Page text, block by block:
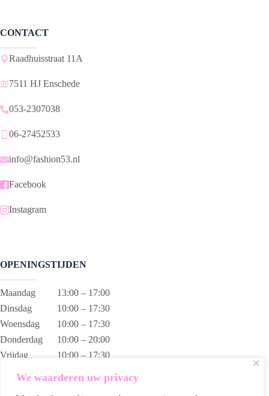
We waarderen uw privacy
CONTACT
Raadhuisstraat 11A
7511 HJ Enschede
053-2307038
06-27452533
info@fashion53.nl
Facebook
Instagram
OPENINGSTIJDEN
Maandag
13:00 – 17:00
Dinsdag
10:00 – 17:30
Woensdag
10:00 – 17:30
Donderdag
10:00 – 20:00
Vrijdag
10:00 – 17:30
13:00 – 17:00